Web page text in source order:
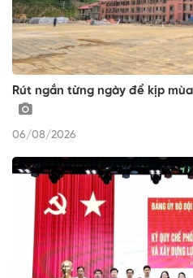
Rút ngắn từng ngày để kịp
06/08/2026